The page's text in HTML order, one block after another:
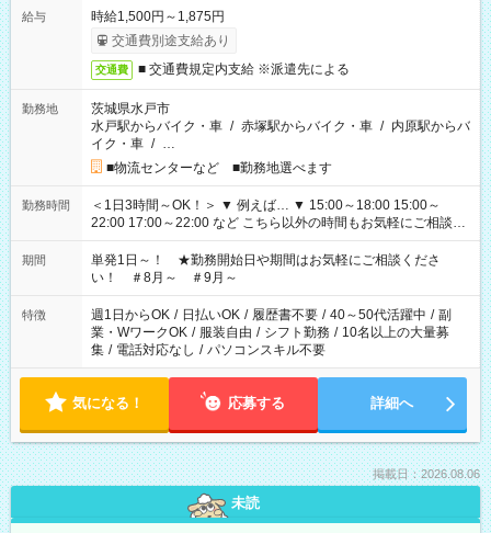
給与
時給1,500円～1,875円
交通費別途支給あり
交通費 ■ 交通費規定内支給 ※派遣先による
勤務地
茨城県水戸市
水戸駅からバイク・車 / 赤塚駅からバイク・車 / 内原駅からバ
イク・車 / …
■物流センターなど ■勤務地選べます
勤務時間
＜1日3時間～OK！＞ ▼ 例えば… ▼ 15:00～18:00 15:00～
22:00 17:00～22:00 など こちら以外の時間もお気軽にご相談く
ださい！
期間
単発1日～！ ★勤務開始日や期間はお気軽にご相談くださ
い！ ＃8月～ ＃9月～
特徴 週1日からOK / 日払いOK / 履歴書不要 / 40～50代活躍中 / 副
業・WワークOK / 服装自由 / シフト勤務 / 10名以上の大量募
集 / 電話対応なし / パソコンスキル不要
気になる！ 応募する 詳細へ
掲載日：2026.08.06
未読